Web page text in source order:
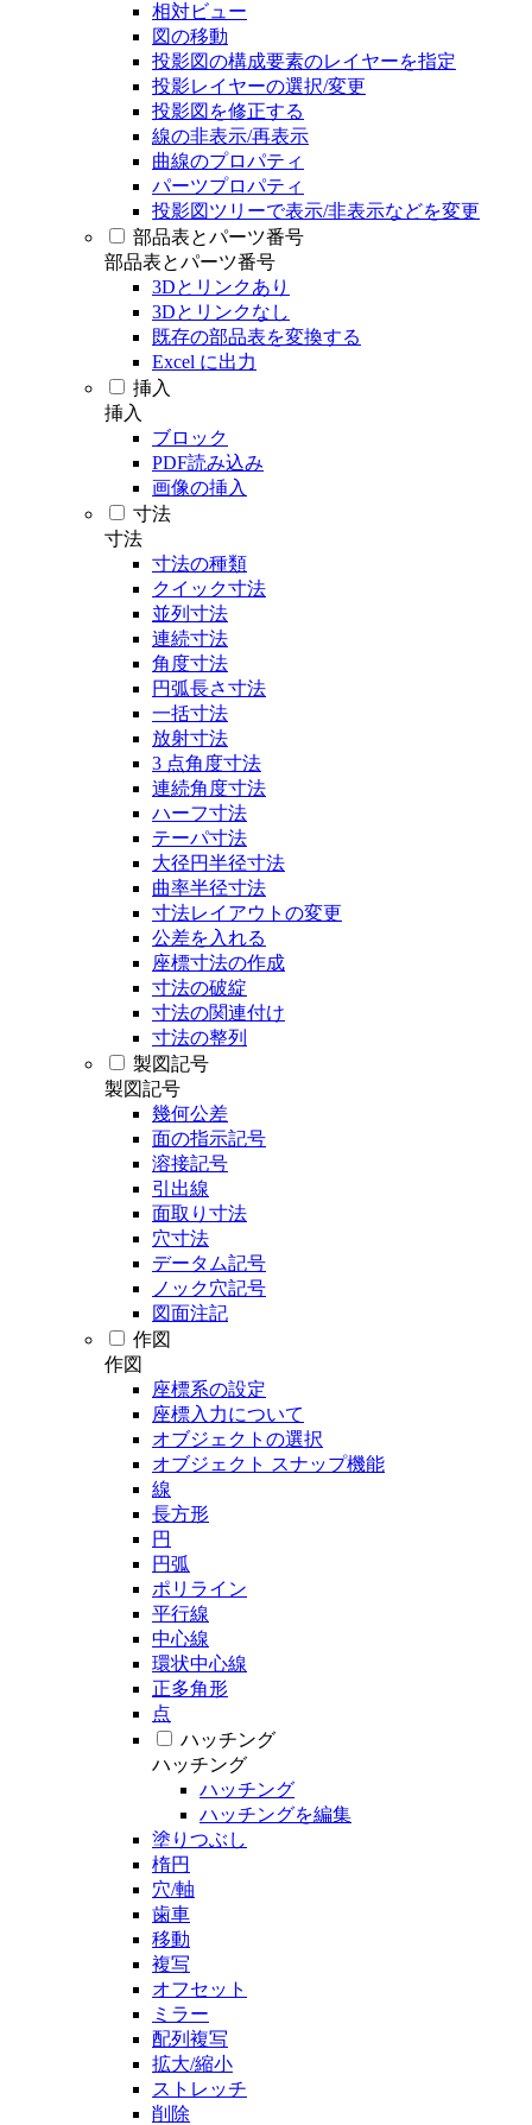
相対ビュー
図の移動
投影図の構成要素のレイヤーを指定
投影レイヤーの選択/変更
投影図を修正する
線の非表示/再表示
曲線のプロパティ
パーツプロパティ
投影図ツリーで表示/非表示などを変更
部品表とパーツ番号
部品表とパーツ番号
3Dとリンクあり
3Dとリンクなし
既存の部品表を変換する
Excel に出力
挿入
挿入
ブロック
PDF読み込み
画像の挿入
寸法
寸法
寸法の種類
クイック寸法
並列寸法
連続寸法
角度寸法
円弧長さ寸法
一括寸法
放射寸法
3 点角度寸法
連続角度寸法
ハーフ寸法
テーパ寸法
大径円半径寸法
曲率半径寸法
寸法レイアウトの変更
公差を入れる
座標寸法の作成
寸法の破綻
寸法の関連付け
寸法の整列
製図記号
製図記号
幾何公差
面の指示記号
溶接記号
引出線
面取り寸法
穴寸法
データム記号
ノック穴記号
図面注記
作図
作図
座標系の設定
座標入力について
オブジェクトの選択
オブジェクト スナップ機能
線
長方形
円
円弧
ポリライン
平行線
中心線
環状中心線
正多角形
点
ハッチング
ハッチング
ハッチング
ハッチングを編集
塗りつぶし
楕円
穴/軸
歯車
移動
複写
オフセット
ミラー
配列複写
拡大/縮小
ストレッチ
削除